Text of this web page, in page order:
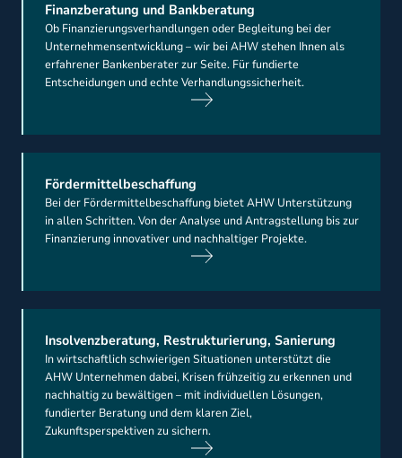
Finanzberatung und Bankberatung
Ob Finanzierungsverhandlungen oder Begleitung bei der
Unternehmensentwicklung – wir bei AHW stehen Ihnen als
erfahrener Bankenberater zur Seite. Für fundierte
Entscheidungen und echte Verhandlungssicherheit.
Fördermittelbeschaffung
Bei der Fördermittelbeschaffung bietet AHW Unterstützung
in allen Schritten. Von der Analyse und Antragstellung bis zur
Finanzierung innovativer und nachhaltiger Projekte.
Insolvenzberatung, Restrukturierung, Sanierung
In wirtschaftlich schwierigen Situationen unterstützt die
AHW Unternehmen dabei, Krisen frühzeitig zu erkennen und
nachhaltig zu bewältigen – mit individuellen Lösungen,
fundierter Beratung und dem klaren Ziel,
Zukunftsperspektiven zu sichern.